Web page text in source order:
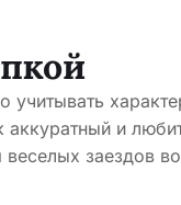
аккуратный и
заездов